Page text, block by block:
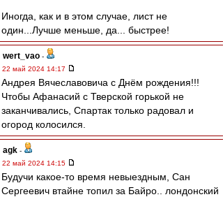
Иногда, как и в этом случае, лист не
один...Лучше меньше, да... быстрее!
wert_vao -
22 май 2024 14:17
Андрея Вячеславовича с Днём рождения!!!
Чтобы Афанасий с Тверской горькой не
заканчивались, Спартак только радовал и
огород колосился.
agk -
22 май 2024 14:15
Будучи какое-то время невыездным, Сан
Сергеевич втайне топил за Байро.. лондонский